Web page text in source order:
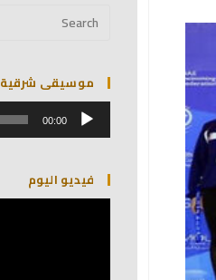
موسيقى شرقية
مشغل
الصوت 00:00
فيديو اليوم
مشغل